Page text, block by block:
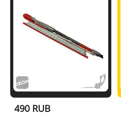
490 RUB